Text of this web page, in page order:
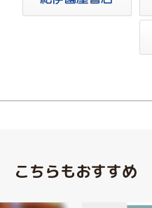
こちらもおすすめ